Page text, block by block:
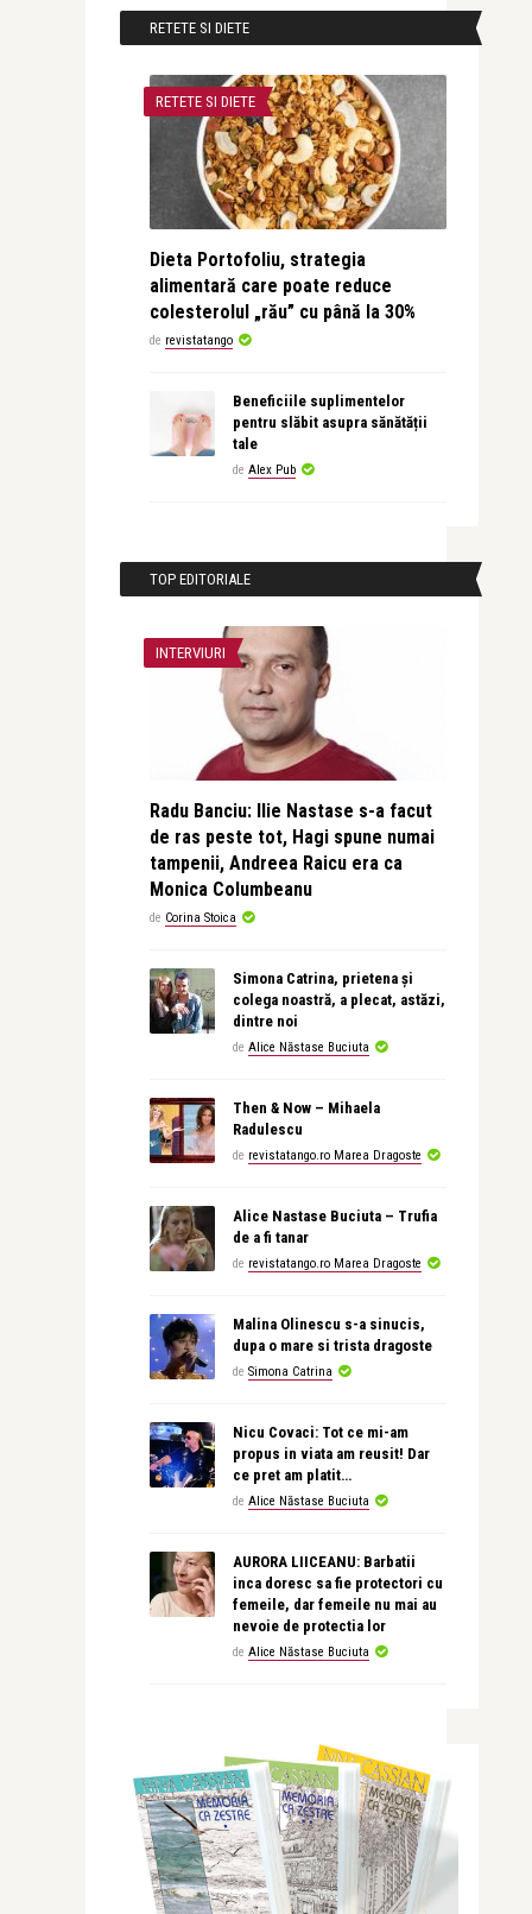
RETETE SI DIETE
RETETE SI DIETE
Dieta Portofoliu, strategia
alimentară care poate reduce
colesterolul „rău” cu până la 30%
de revistatango
Beneficiile suplimentelor
pentru slăbit asupra sănătății
tale
de Alex Pub
TOP EDITORIALE
INTERVIURI
Radu Banciu: Ilie Nastase s-a facut
de ras peste tot, Hagi spune numai
tampenii, Andreea Raicu era ca
Monica Columbeanu
de Corina Stoica
Simona Catrina, prietena și
colega noastră, a plecat, astăzi,
dintre noi
de Alice Năstase Buciuta
Then & Now – Mihaela
Radulescu
de revistatango.ro Marea Dragoste
Alice Nastase Buciuta – Trufia
de a fi tanar
de revistatango.ro Marea Dragoste
Malina Olinescu s-a sinucis,
dupa o mare si trista dragoste
de Simona Catrina
Nicu Covaci: Tot ce mi-am
propus in viata am reusit! Dar
ce pret am platit…
de Alice Năstase Buciuta
AURORA LIICEANU: Barbatii
inca doresc sa fie protectori cu
femeile, dar femeile nu mai au
nevoie de protectia lor
de Alice Năstase Buciuta